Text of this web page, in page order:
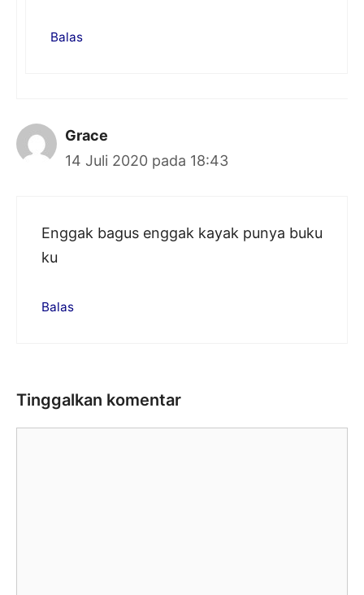
Balas
Grace
14 Juli 2020 pada 18:43
Enggak bagus enggak kayak punya buku
ku
Balas
Tinggalkan komentar